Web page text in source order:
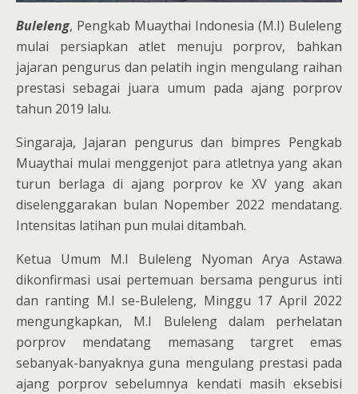
Buleleng, Pengkab Muaythai Indonesia (M.I) Buleleng
mulai persiapkan atlet menuju porprov, bahkan
jajaran pengurus dan pelatih ingin mengulang raihan
prestasi sebagai juara umum pada ajang porprov
tahun 2019 lalu.
Singaraja, Jajaran pengurus dan bimpres Pengkab
Muaythai mulai menggenjot para atletnya yang akan
turun berlaga di ajang porprov ke XV yang akan
diselenggarakan bulan Nopember 2022 mendatang.
Intensitas latihan pun mulai ditambah.
Ketua Umum M.I Buleleng Nyoman Arya Astawa
dikonfirmasi usai pertemuan bersama pengurus inti
dan ranting M.I se-Buleleng, Minggu 17 April 2022
mengungkapkan, M.I Buleleng dalam perhelatan
porprov mendatang memasang targret emas
sebanyak-banyaknya guna mengulang prestasi pada
ajang porprov sebelumnya kendati masih eksebisi